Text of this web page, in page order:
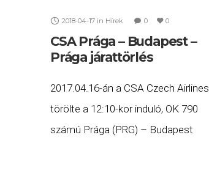
2018-04-17 in Hírek 0 0
CSA Prága – Budapest –
Prága járattörlés
2017.04.16-án a CSA Czech Airlines
törölte a 12:10-kor induló, OK 790
számú Prága (PRG) – Budapest